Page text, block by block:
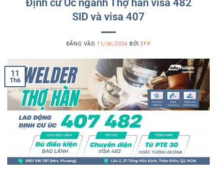
SID và visa 407
ĐĂNG VÀO 11/06/2026 BỞI EFP
11
Th6